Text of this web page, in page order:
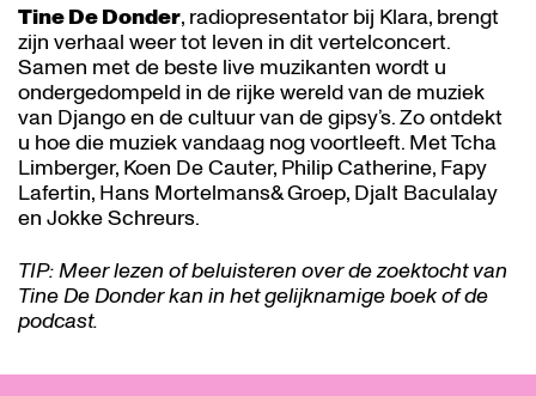
Tine De Donder, radiopresentator bij Klara, brengt
zijn verhaal weer tot leven in dit vertelconcert.
Samen met de beste live muzikanten wordt u
ondergedompeld in de rijke wereld van de muziek
van Django en de cultuur van de gipsy’s. Zo ontdekt
u hoe die muziek vandaag nog voortleeft. Met Tcha
Limberger, Koen De Cauter, Philip Catherine, Fapy
Lafertin, Hans Mortelmans& Groep, Djalt Baculalay
en Jokke Schreurs.
TIP: Meer lezen of beluisteren over de zoektocht van
Tine De Donder kan in het gelijknamige boek of de
podcast.